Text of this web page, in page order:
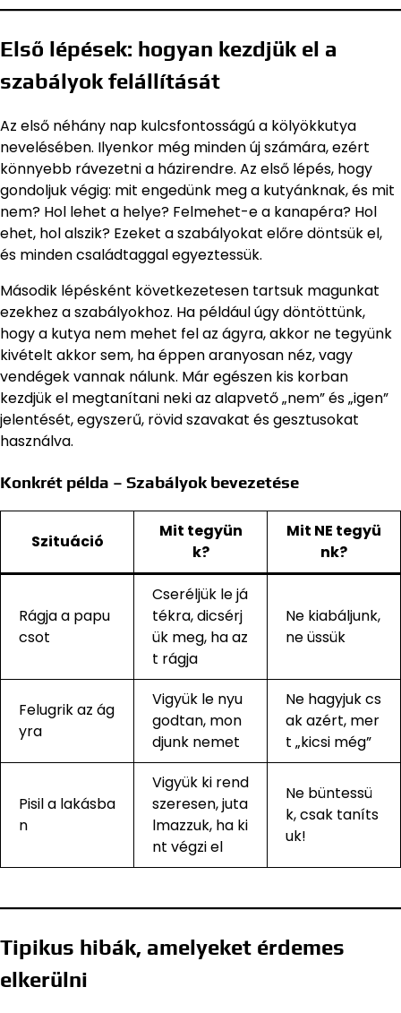
Első lépések: hogyan kezdjük el a
szabályok felállítását
Az első néhány nap kulcsfontosságú a kölyökkutya
nevelésében. Ilyenkor még minden új számára, ezért
könnyebb rávezetni a házirendre. Az első lépés, hogy
gondoljuk végig: mit engedünk meg a kutyánknak, és mit
nem? Hol lehet a helye? Felmehet-e a kanapéra? Hol
ehet, hol alszik? Ezeket a szabályokat előre döntsük el,
és minden családtaggal egyeztessük.
Második lépésként következetesen tartsuk magunkat
ezekhez a szabályokhoz. Ha például úgy döntöttünk,
hogy a kutya nem mehet fel az ágyra, akkor ne tegyünk
kivételt akkor sem, ha éppen aranyosan néz, vagy
vendégek vannak nálunk. Már egészen kis korban
kezdjük el megtanítani neki az alapvető „nem” és „igen”
jelentését, egyszerű, rövid szavakat és gesztusokat
használva.
Konkrét példa – Szabályok bevezetése
Szituáció
Mit tegyün
k?
Mit NE tegyü
nk?
Rágja a papu
csot
Cseréljük le já
tékra, dicsérj
ük meg, ha az
t rágja
Ne kiabáljunk,
ne üssük
Felugrik az ág
yra
Vigyük le nyu
godtan, mon
djunk nemet
Ne hagyjuk cs
ak azért, mer
t „kicsi még”
Pisil a lakásba
n
Vigyük ki rend
szeresen, juta
lmazzuk, ha ki
nt végzi el
Ne büntessü
k, csak taníts
uk!
Tipikus hibák, amelyeket érdemes
elkerülni